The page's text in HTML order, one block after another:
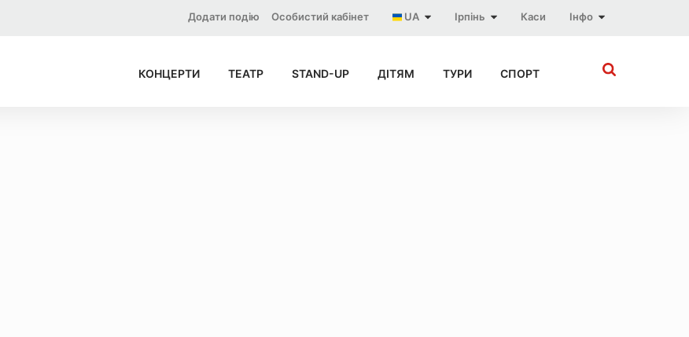
Інфо
Каси
Ірпінь
UA
Особистий кабінет
Додати подію
КОНЦЕРТИ ТЕАТР STAND-UP ДІТЯМ ТУРИ СПОРТ